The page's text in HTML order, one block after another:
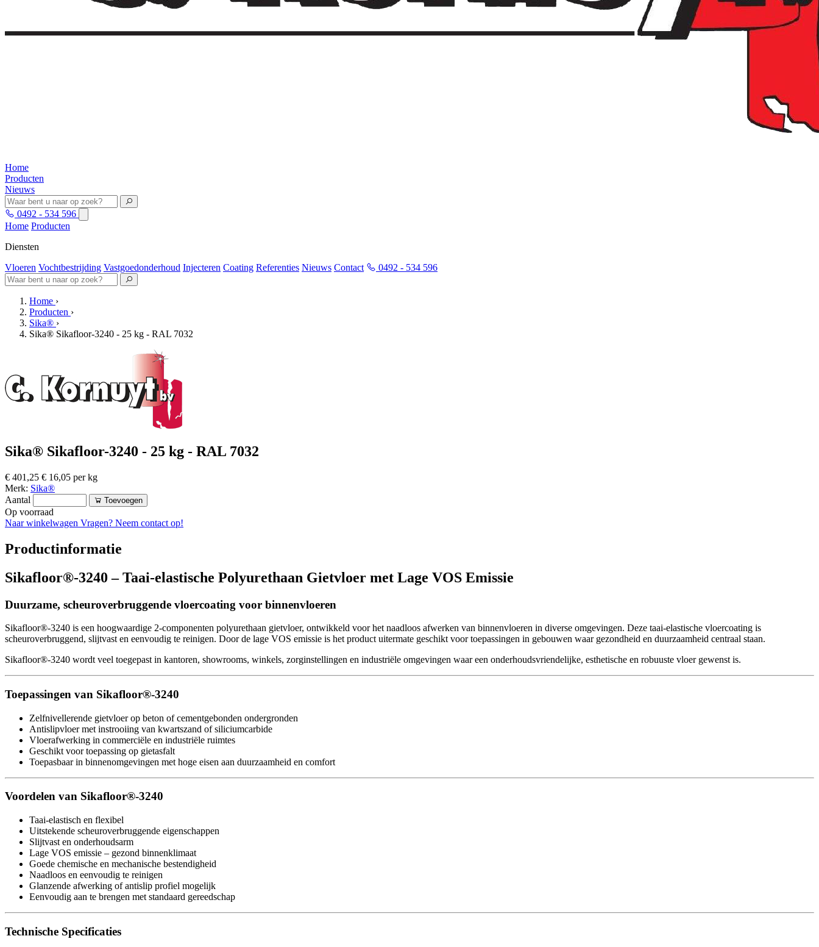
Home
Producten
Nieuws
0492 - 534 596
Home Producten
Diensten
Vloeren Vochtbestrijding Vastgoedonderhoud Injecteren Coating Referenties Nieuws Contact 0492 - 534 596
Home ›
Producten ›
Sika® ›
Sika® Sikafloor-3240 - 25 kg - RAL 7032
Sika® Sikafloor-3240 - 25 kg - RAL 7032
€ 401,25 € 16,05 per kg
Merk: Sika®
Aantal
Toevoegen
Op voorraad
Naar winkelwagen Vragen? Neem contact op!
Productinformatie
Sikafloor®-3240 – Taai-elastische Polyurethaan Gietvloer met Lage VOS Emissie
Duurzame, scheuroverbruggende vloercoating voor binnenvloeren
Sikafloor®-3240 is een hoogwaardige 2-componenten polyurethaan gietvloer, ontwikkeld voor het naadloos afwerken van binnenvloeren in diverse omgevingen. Deze taai-elastische vloercoating is
scheuroverbruggend, slijtvast en eenvoudig te reinigen. Door de lage VOS emissie is het product uitermate geschikt voor toepassingen in gebouwen waar gezondheid en duurzaamheid centraal staan.
Sikafloor®-3240 wordt veel toegepast in kantoren, showrooms, winkels, zorginstellingen en industriële omgevingen waar een onderhoudsvriendelijke, esthetische en robuuste vloer gewenst is.
Toepassingen van Sikafloor®-3240
Zelfnivellerende gietvloer op beton of cementgebonden ondergronden
Antislipvloer met instrooiing van kwartszand of siliciumcarbide
Vloerafwerking in commerciële en industriële ruimtes
Geschikt voor toepassing op gietasfalt
Toepasbaar in binnenomgevingen met hoge eisen aan duurzaamheid en comfort
Voordelen van Sikafloor®-3240
Taai-elastisch en flexibel
Uitstekende scheuroverbruggende eigenschappen
Slijtvast en onderhoudsarm
Lage VOS emissie – gezond binnenklimaat
Goede chemische en mechanische bestendigheid
Naadloos en eenvoudig te reinigen
Glanzende afwerking of antislip profiel mogelijk
Eenvoudig aan te brengen met standaard gereedschap
Technische Specificaties